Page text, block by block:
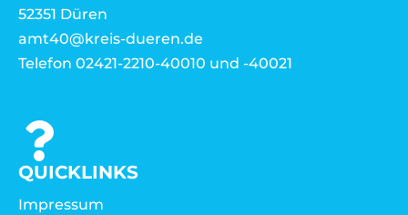
52351 Düren
amt40@kreis-dueren.de
Telefon 02421-2210-40010 und -40021
QUICKLINKS
Impressum